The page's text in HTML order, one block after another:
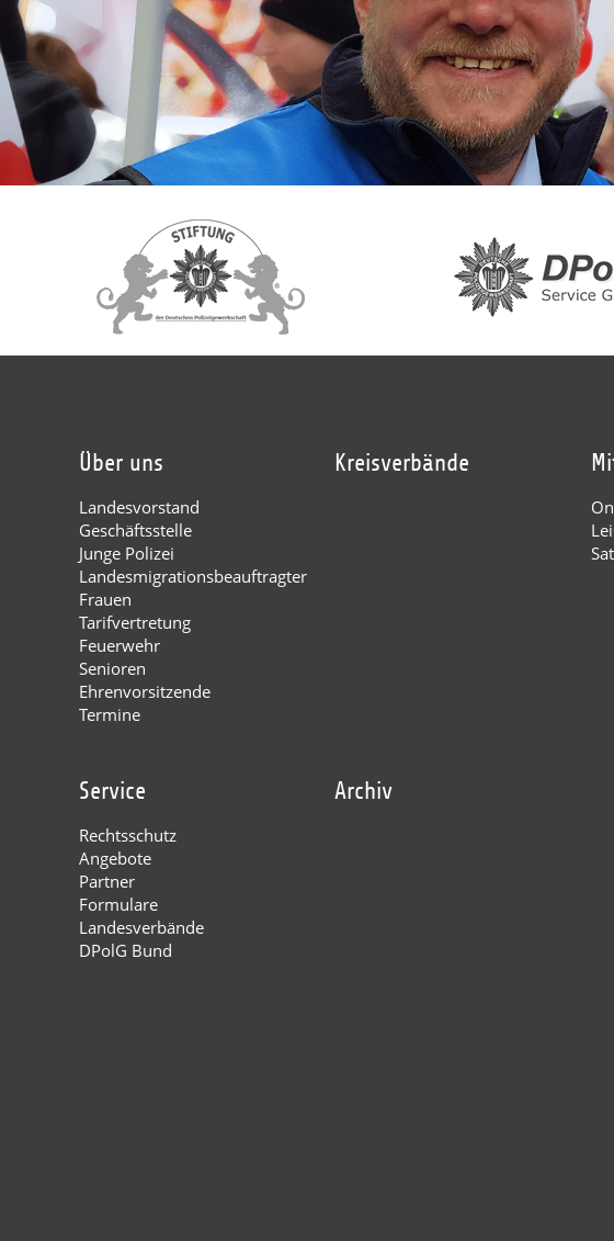
Über uns
Landesvorstand
Geschäftsstelle
Junge Polizei
Landesmigrationsbeauftragter
Frauen
Tarifvertretung
Feuerwehr
Senioren
Ehrenvorsitzende
Termine
Kreisverbände
Service
Rechtsschutz
Angebote
Partner
Formulare
Landesverbände
DPolG Bund
Archiv